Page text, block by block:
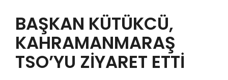
KILAVUZLAR
YAYINLARIMIZ
ENERJİ İZLEME
BAŞKAN KÜTÜKCÜ,
KAHRAMANMARAŞ
TSO’YU ZİYARET ETTİ